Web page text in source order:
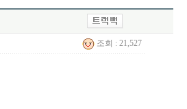
조회 : 21,527